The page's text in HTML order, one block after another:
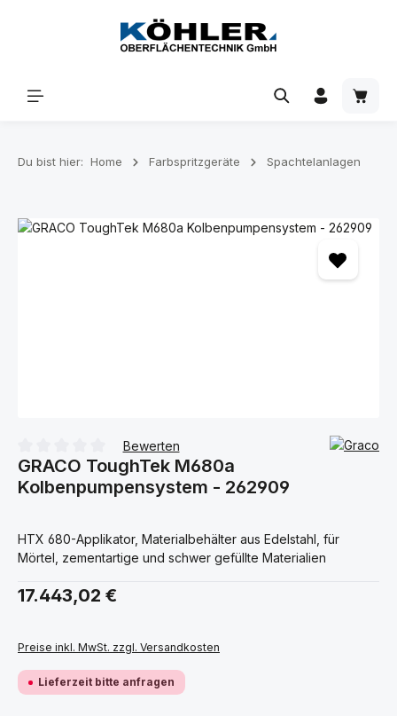
Zum Hauptinhalt springen
Du bist hier: Home Farbspritzgeräte Spachtelanlagen
Bildergalerie überspringen
Durchschnittliche Bewertung von 0 von 5 Sternen
Bewerten
GRACO ToughTek M680a
Kolbenpumpensystem - 262909
HTX 680-Applikator, Materialbehälter aus Edelstahl, für
Mörtel, zementartige und schwer gefüllte Materialien
Regulärer Preis:
17.443,02 €
Preise inkl. MwSt. zzgl. Versandkosten
Lieferzeit bitte anfragen